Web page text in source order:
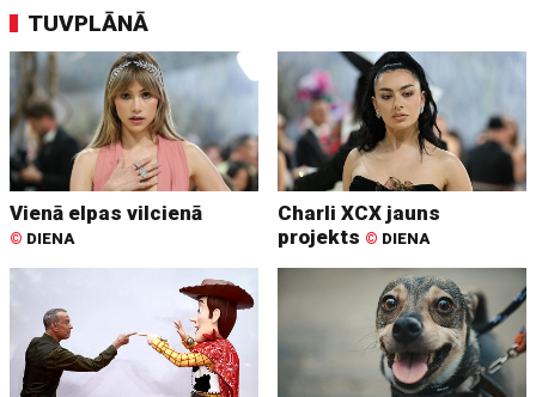
TUVPLĀNĀ
Vienā elpas vilcienā
© DIENA
Charli XCX jauns
projekts © DIENA